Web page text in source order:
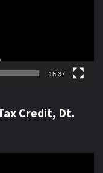
15:37
Credit, Dt.